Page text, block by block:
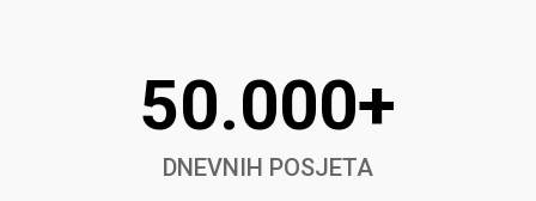
50.000+
DNEVNIH POSJETA